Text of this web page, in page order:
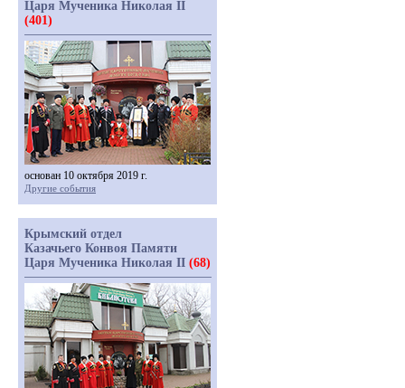
Царя Мученика Николая II
(401)
основан 10 октября 2019 г.
Другие события
Крымский отдел
Казачьего Конвоя Памяти
Царя Мученика Николая II (68)